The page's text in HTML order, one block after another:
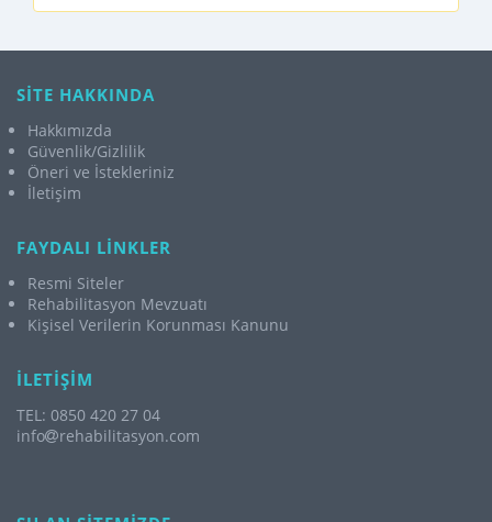
SİTE HAKKINDA
Hakkımızda
Güvenlik/Gizlilik
Öneri ve İstekleriniz
İletişim
FAYDALI LİNKLER
Resmi Siteler
Rehabilitasyon Mevzuatı
Kişisel Verilerin Korunması Kanunu
İLETİŞİM
TEL: 0850 420 27 04
info
rehabilitasyon.com